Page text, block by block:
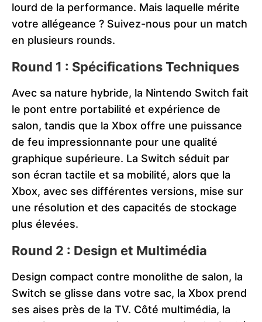
lourd de la performance. Mais laquelle mérite
votre allégeance ? Suivez-nous pour un match
en plusieurs rounds.
Round 1 : Spécifications Techniques
Avec sa nature hybride, la Nintendo Switch fait
le pont entre portabilité et expérience de
salon, tandis que la Xbox offre une puissance
de feu impressionnante pour une qualité
graphique supérieure. La Switch séduit par
son écran tactile et sa mobilité, alors que la
Xbox, avec ses différentes versions, mise sur
une résolution et des capacités de stockage
plus élevées​​​​.
Round 2 : Design et Multimédia
Design compact contre monolithe de salon, la
Switch se glisse dans votre sac, la Xbox prend
ses aises près de la TV. Côté multimédia, la